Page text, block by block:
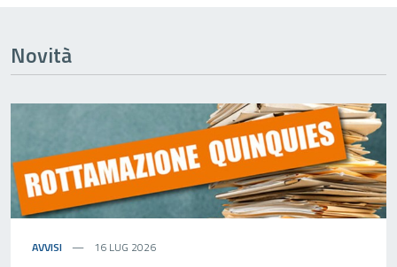
Novità
AVVISI 16 LUG 2026